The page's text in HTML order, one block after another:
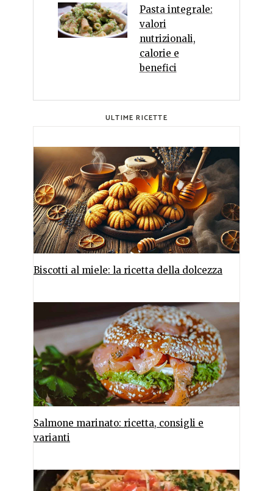
Pasta integrale:
valori
nutrizionali,
calorie e
benefici
ULTIME RICETTE
Biscotti al miele: la ricetta della dolcezza
Salmone marinato: ricetta, consigli e
varianti